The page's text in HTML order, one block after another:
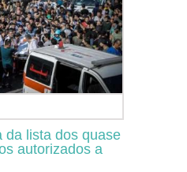
da lista dos quase
autorizados a